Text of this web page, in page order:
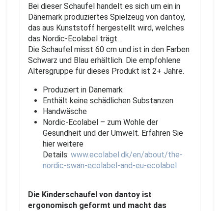
Bei dieser Schaufel handelt es sich um ein in
Dänemark produziertes Spielzeug von dantoy,
das aus Kunststoff hergestellt wird, welches
das Nordic-Ecolabel trägt.
Die Schaufel misst 60 cm und ist in den Farben
Schwarz und Blau erhältlich. Die empfohlene
Altersgruppe für dieses Produkt ist 2+ Jahre.
Produziert in Dänemark
Enthält keine schädlichen Substanzen
Handwäsche
Nordic-Ecolabel – zum Wohle der
Gesundheit und der Umwelt. Erfahren Sie
hier weitere
Details: www.ecolabel.dk/en/about/the-
nordic-swan-ecolabel-and-eu-ecolabel
Die Kinderschaufel von dantoy ist
ergonomisch geformt und macht das